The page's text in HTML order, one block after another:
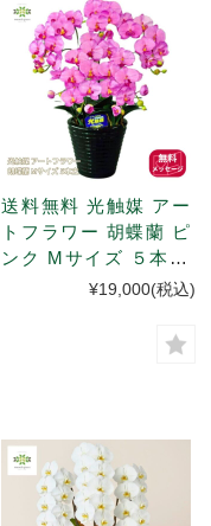
送料無料 光触媒 アー
トフラワー 胡蝶蘭 ピ
ンク Mサイズ ５本立
¥19,000(税込)